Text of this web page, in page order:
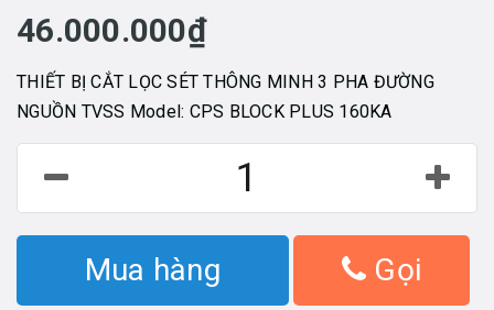
46.000.000₫
THIẾT BỊ CẮT LỌC SÉT THÔNG MINH 3 PHA ĐƯỜNG
NGUỒN TVSS Model: CPS BLOCK PLUS 160KA
Mua hàng Gọi